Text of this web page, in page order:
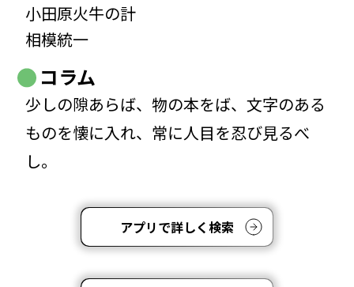
小田原火牛の計
相模統一
コラム
少しの隙あらば、物の本をば、文字のある
ものを懐に入れ、常に人目を忍び見るべ
し。
アプリで詳しく検索